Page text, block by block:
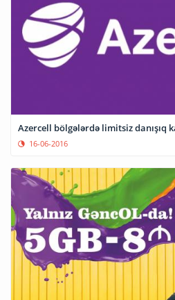
Azercell bölgələrdə limitsiz danışıq
16-06-2016